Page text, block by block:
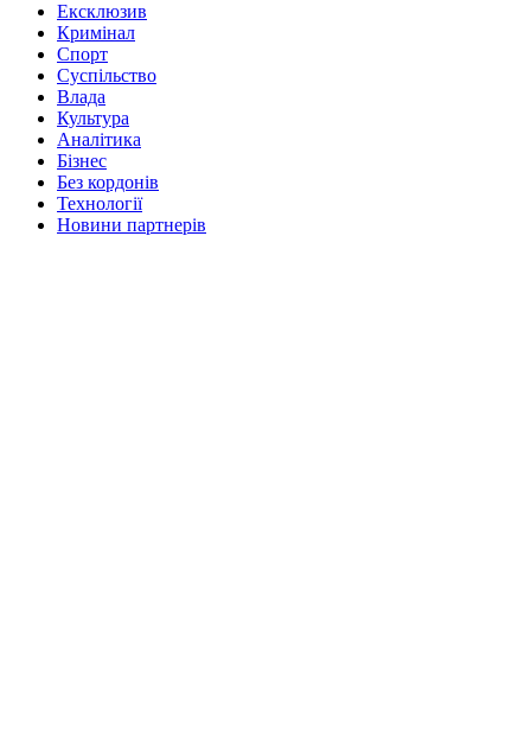
Ексклюзив
Кримінал
Спорт
Суспільство
Влада
Культура
Аналітика
Бізнес
Без кордонів
Технології
Новини партнерів